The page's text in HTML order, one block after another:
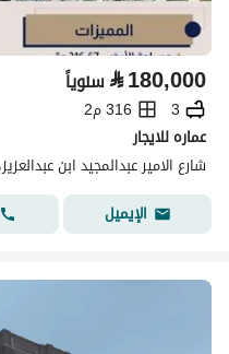
⃁180,000 سنوياً
3
316 م2
عماره للايجار
شارع الامير عبدالمجيد ابن
الإيميل